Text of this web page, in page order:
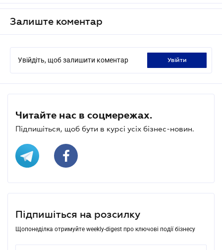
Залиште коментар
Увійдіть, щоб залишити коментар увійти
Читайте нас в соцмережах.
Підпишіться, щоб бути в курсі усіх бізнес-новин.
Підпишіться на розсилку
Щопонеділка отримуйте weekly-digest про ключові події бізнесу